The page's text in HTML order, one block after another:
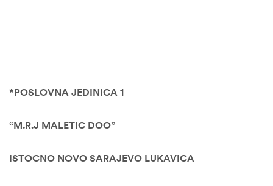
*POSLOVNA JEDINICA 1
“M.R.J MALETIC DOO”
ISTOCNO NOVO SARAJEVO LUKAVICA